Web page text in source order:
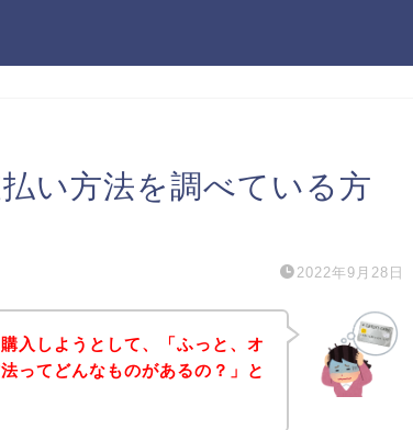
い方法を調べている方
2022年9月28日
入しようとして、「ふっと、オ
ってどんなものがあるの？」と